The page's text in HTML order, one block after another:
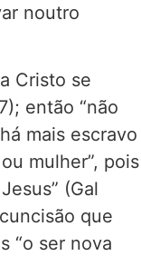
noutro
Cristo se
então “não
mais escravo
mulher”, pois
(Gal
que
“o ser nova